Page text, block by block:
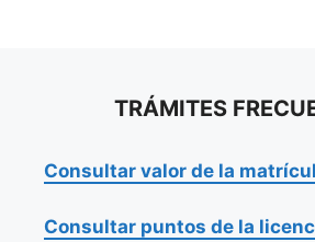
TRÁMITES
Consultar valor de la
Consultar puntos de la